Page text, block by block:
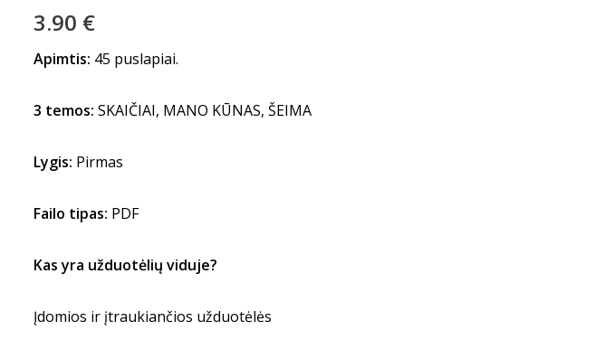
3.90 €
Apimtis: 45 puslapiai.
3 temos: SKAIČIAI, MANO KŪNAS, ŠEIMA
Lygis: Pirmas
Failo tipas: PDF
Kas yra užduotėlių viduje?
Įdomios ir įtraukiančios užduotėlės